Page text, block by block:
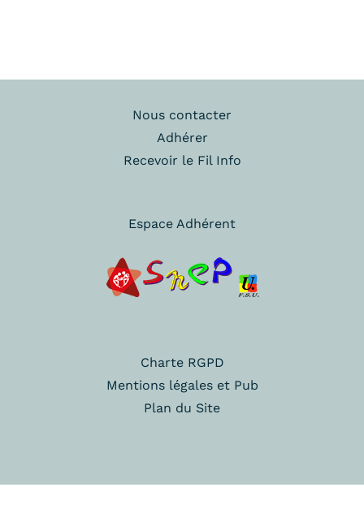
Nous contacter
Adhérer
Recevoir le Fil Info
Espace Adhérent
Charte RGPD
Mentions légales et Pub
Plan du Site